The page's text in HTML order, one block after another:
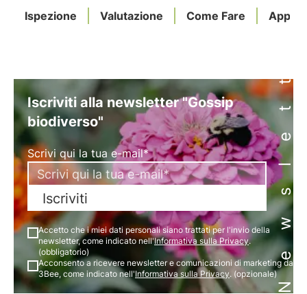
Ispezione Valutazione Come Fare App
Newsletter
Iscriviti alla newsletter "Gossip
biodiverso"
Scrivi qui la tua e-mail*
Iscriviti
Accetto che i miei dati personali siano trattati per l'invio della
newsletter, come indicato nell'Informativa sulla Privacy.
(obbligatorio)
Acconsento a ricevere newsletter e comunicazioni di marketing da
3Bee, come indicato nell'Informativa sulla Privacy. (opzionale)